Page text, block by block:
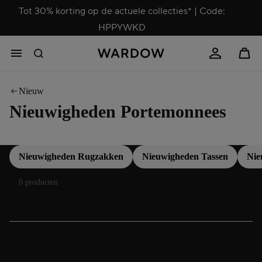
Tot 30% korting op de actuele collecties* | Code:
HPPYWKD
Nieuw
Nieuwigheden Portemonnees
Nieuwigheden Rugzakken Nieuwigheden Tassen
0 producten